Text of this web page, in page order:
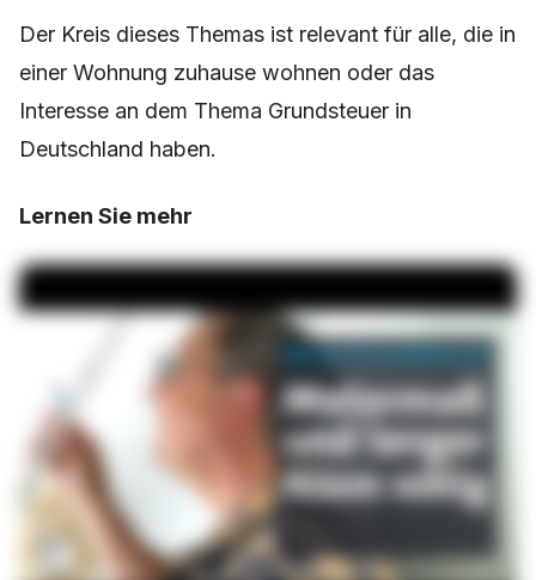
Der Kreis dieses Themas ist relevant für alle, die in
einer Wohnung zuhause wohnen oder das
Interesse an dem Thema Grundsteuer in
Deutschland haben.
Lernen Sie mehr